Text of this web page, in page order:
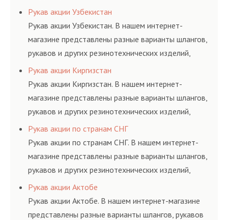
соответствующих ГОСТам, техническим условиям
и нормативам.
Рукав акции Узбекистан
Рукав акции Узбекистан. В нашем интернет-
магазине представлены разные варианты шлангов,
рукавов и других резинотехнических изделий,
соответствующих ГОСТам, техническим условиям
и нормативам.
Рукав акции Киргизстан
Рукав акции Киргизстан. В нашем интернет-
магазине представлены разные варианты шлангов,
рукавов и других резинотехнических изделий,
соответствующих ГОСТам, техническим условиям
и нормативам.
Рукав акции по странам СНГ
Рукав акции по странам СНГ. В нашем интернет-
магазине представлены разные варианты шлангов,
рукавов и других резинотехнических изделий,
соответствующих ГОСТам, техническим условиям
и нормативам.
Рукав акции Актобе
Рукав акции Актобе. В нашем интернет-магазине
представлены разные варианты шлангов, рукавов